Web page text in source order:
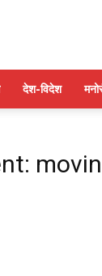
देश-विदेश